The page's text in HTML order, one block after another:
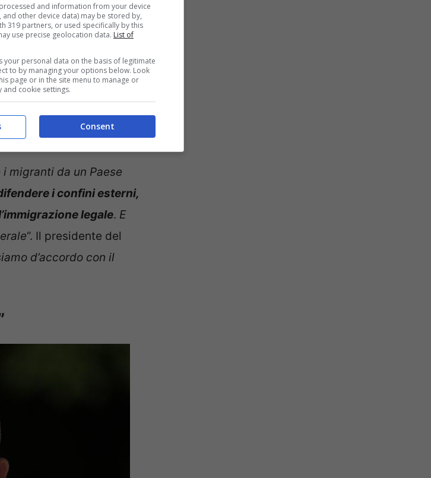
© Ansa
ha ribadito che è
che in vista del
e soprattutto
abbiamo parlato di
“.
migranti da un Paese
i confini esterni,
legale. E
“. Il presidente del
d’accordo con il
and information from your device
other device data) may be stored by,
319 partners, or used specifically by this
use precise geolocation data. List of
your personal data on the basis of legitimate
to by managing your options below. Look
page or in the site menu to manage or
and cookie settings.
Consent